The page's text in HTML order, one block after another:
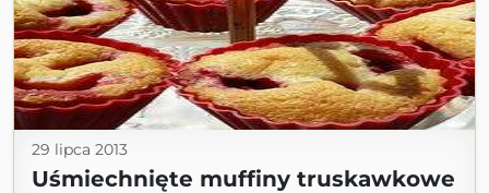
29 lipca 2013
Uśmiechnięte muffiny truskawkowe